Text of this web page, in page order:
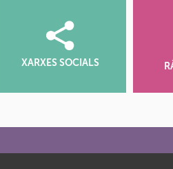
XARXES SOCIALS